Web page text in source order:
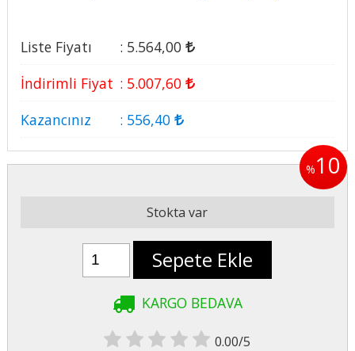
Liste Fiyatı : 5.564,00
İndirimli Fiyat : 5.007,60
Kazancınız
: 556,40
%10
Stokta var
Sepete Ekle
KARGO BEDAVA
0.00/5